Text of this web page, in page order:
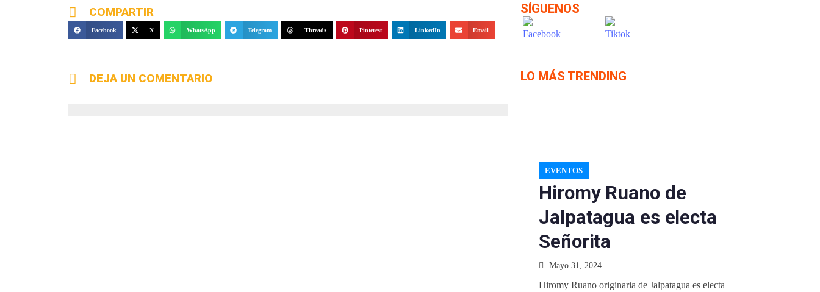
COMPARTIR
Facebook X WhatsApp Telegram Threads Pinterest LinkedIn Email
DEJA UN COMENTARIO
SÍGUENOS
LO MÁS TRENDING
EVENTOS
Hiromy Ruano de
Jalpatagua es electa
Señorita
Hiromy Ruano originaria de Jalpatagua es electa
Mayo 31, 2024